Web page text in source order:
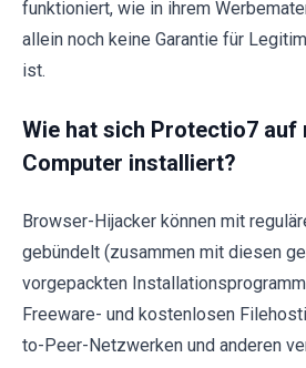
funktioniert, wie in ihrem
allein noch keine Garantie für
ist.
Wie hat sich Protectio7 auf
Computer installiert?
Browser-Hijacker können mit
gebündelt (zusammen mit diesen
vorgepackten
Freeware- und kostenlosen
to-Peer-Netzwerken und anderen